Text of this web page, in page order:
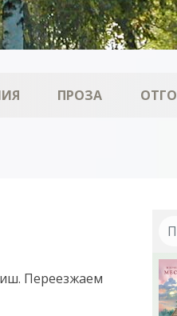
ПРОЗА
Переезжаем